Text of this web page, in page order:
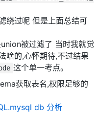
绕过呢 但是上面总结可
被过滤了 当时我就觉
啥的,心怀期待,不过结果
这个单一考点。
获取表名,权限足够的
db 分析